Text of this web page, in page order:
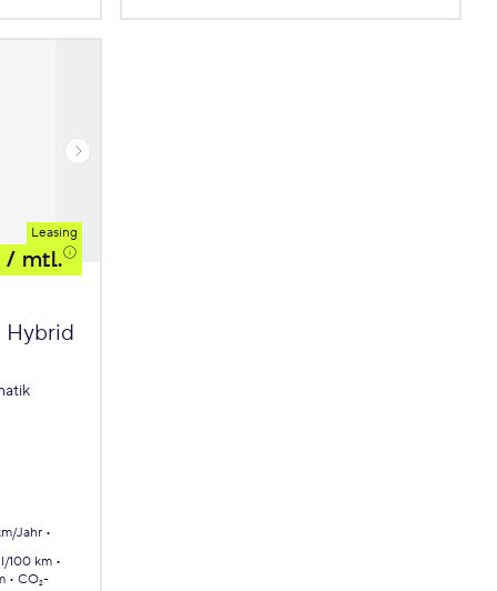
Leasing
/ mtl.
Hybrid
Jahr
100 km
CO₂-